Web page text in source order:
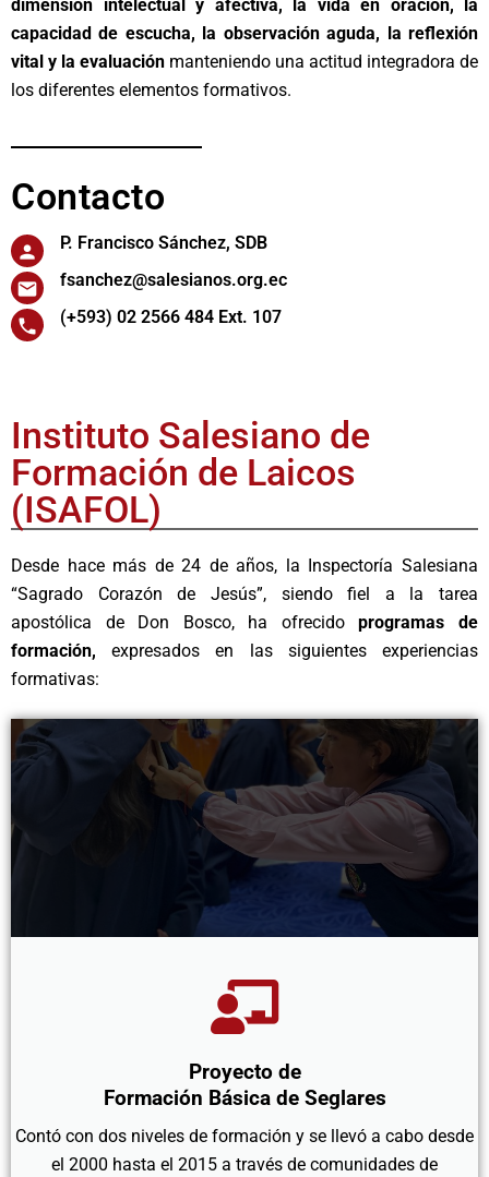
dimensión intelectual y afectiva, la vida en oración, la
capacidad de escucha, la observación aguda, la reflexión
vital y la evaluación manteniendo una actitud integradora de
los diferentes elementos formativos.
Contacto
P. Francisco Sánchez, SDB
fsanchez@salesianos.org.ec
(+593) 02 2566 484 Ext. 107
Instituto Salesiano de
Formación de Laicos
(ISAFOL)
Desde hace más de 24 de años, la Inspectoría Salesiana
“Sagrado Corazón de Jesús”, siendo fiel a la tarea
apostólica de Don Bosco, ha ofrecidoprogramas de
formación, expresados en las siguientes experiencias
formativas:
Proyecto de
Formación Básica de Seglares
Contó con dos niveles de formación y se llevó a cabo desde
el 2000 hasta el 2015 a través de comunidades de